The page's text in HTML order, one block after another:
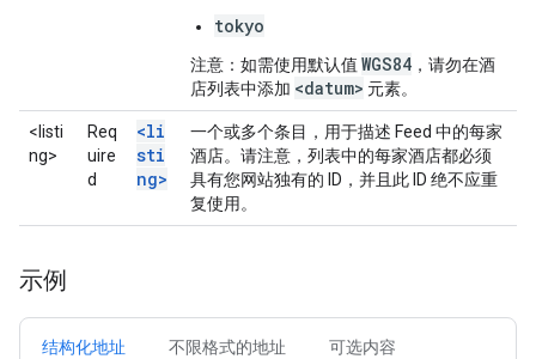
tokyo
注意 ：如需使用默认值 WGS84 ，请勿在酒
店列表中添加 <datum> 元素。
<listi
ng>
Req
uire
d
<li
sti
ng>
一个或多个条目，用于描述 Feed 中的每家
酒店。请注意，列表中的每家酒店都必须
具有您网站独有的 ID，并且此 ID 绝不应重
复使用。
示例
结构化地址 不限格式的地址 可选内容